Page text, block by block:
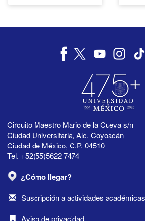
Circuito Maestro Mario de la Cueva s/n
Ciudad Universitaria, Alc. Coyoacán
Ciudad de México, C.P. 04510
Tel. +52(55)5622 7474
¿Cómo llegar?
Suscripción a actividades académicas
Aviso de privacidad